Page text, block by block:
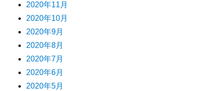
2020年11月
2020年10月
2020年9月
2020年8月
2020年7月
2020年6月
2020年5月